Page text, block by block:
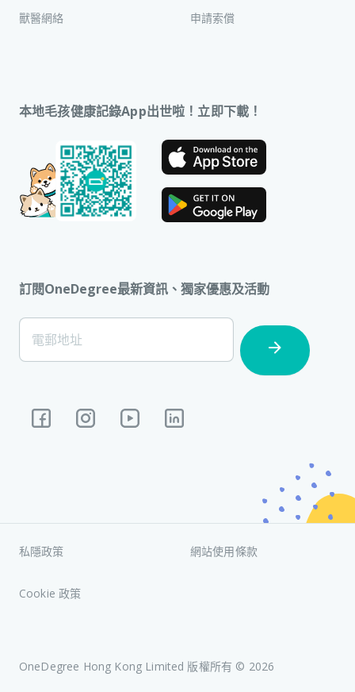
獸醫網絡 申請索償
本地毛孩健康記錄App出世啦！立即下載！
訂閱OneDegree最新資訊、獨家優惠及活動
[Footer]
Subscription
電郵地址
OneDegree Hong Kong Limited 版權所有 © 2026
私隱政策 網站使用條款
Cookie 政策